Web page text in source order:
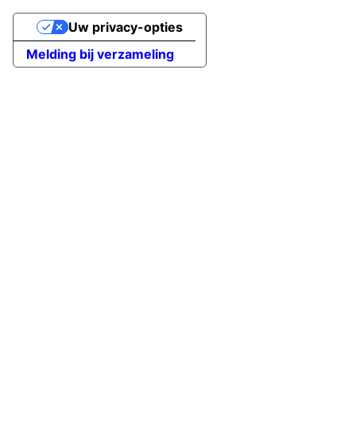
Melding bij verzameling
Uw privacy-opties